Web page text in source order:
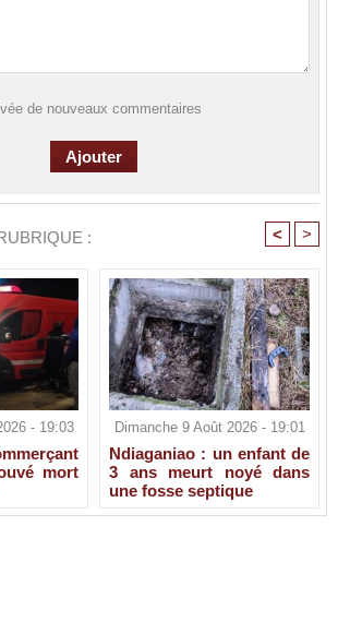
de nouveaux commentaires
: < >
- 19:03
mort
Dimanche 9 Août 2026 - 19:01
Ndiaganiao : un enfant de
3 ans meurt noyé dans
une fosse septique